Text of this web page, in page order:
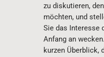
zu diskutieren,
möchten, und
Sie das Interesse
Anfang an
kurzen Überblick,